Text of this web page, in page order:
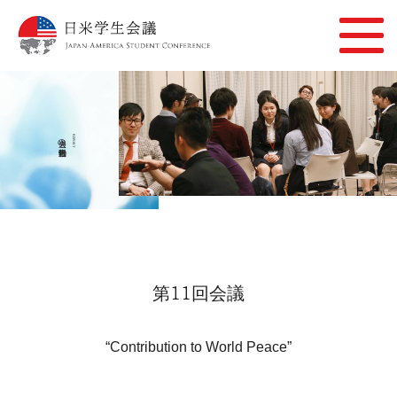
REPORT
過去の活動報告
第11回会議
“Contribution to World Peace”